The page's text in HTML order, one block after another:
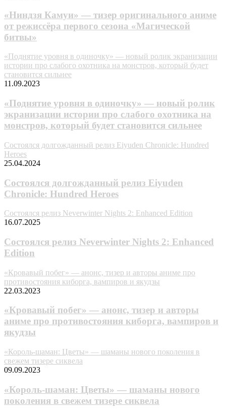
«Ниндзя Камуи» — тизер оригинального аниме
от режиссёра первого сезона «Магической
битвы»
«Поднятие уровня в одиночку» — новый ролик экранизации
истории про слабого охотника на монстров, который будет
становится сильнее
11.09.2023
«Поднятие уровня в одиночку» — новый ролик
экранизации истории про слабого охотника на
монстров, который будет становится сильнее
Состоялся долгожданный релиз Eiyuden Chronicle: Hundred
Heroes
25.04.2024
Состоялся долгожданный релиз Eiyuden
Chronicle: Hundred Heroes
Состоялся релиз Neverwinter Nights 2: Enhanced Edition
16.07.2025
Состоялся релиз Neverwinter Nights 2: Enhanced
Edition
«Кровавый побег» — анонс, тизер и авторы аниме про
противостояния киборга, вампиров и якудзы
22.03.2023
«Кровавый побег» — анонс, тизер и авторы
аниме про противостояния киборга, вампиров и
якудзы
«Король-шаман: Цветы» — шаманы нового поколения в
свежем тизере сиквела
09.09.2023
«Король-шаман: Цветы» — шаманы нового
поколения в свежем тизере сиквела